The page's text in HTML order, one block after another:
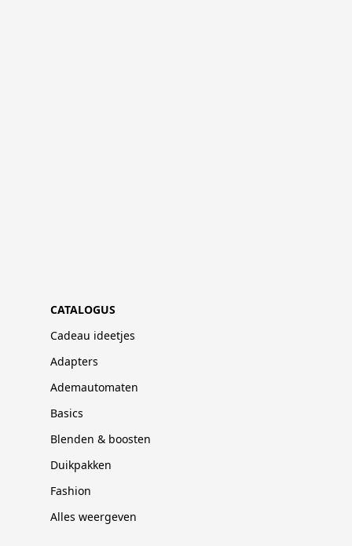
CATALOGUS
Cadeau ideetjes
Adapters
Ademautomaten
Basics
Blenden & boosten
Duikpakken
Fashion
Alles weergeven